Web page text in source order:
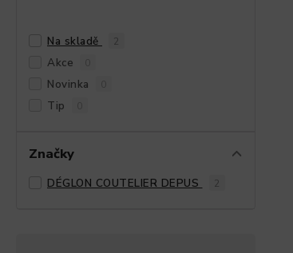
Na skladě 2
Akce
Novinka
Tip
Značky
DÉGLON COUTELIER DEPUS 2